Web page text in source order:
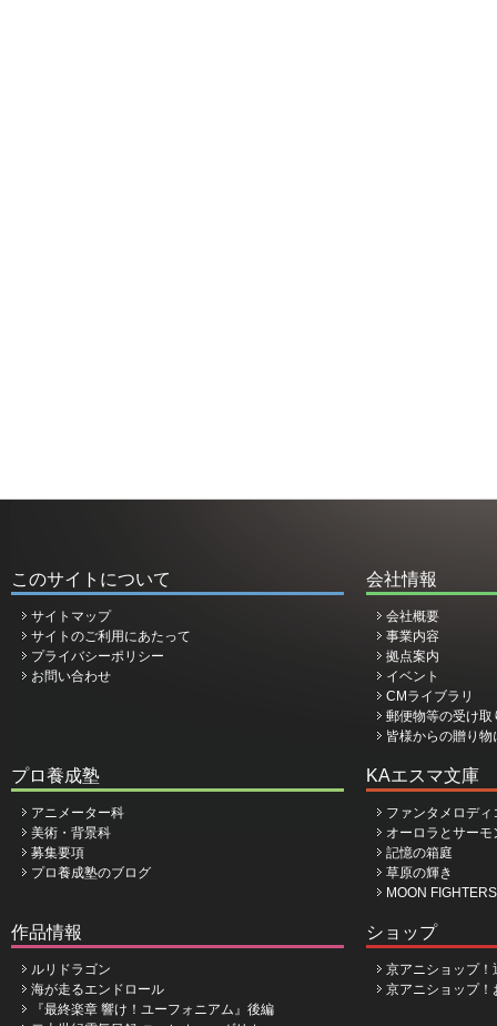
このサイトについて
サイトマップ
サイトのご利用にあたって
プライバシーポリシー
お問い合わせ
会社情報
会社概要
事業内容
拠点案内
イベント
CMライブラリ
郵便物等の受け取
皆様からの贈り
プロ養成塾
アニメーター科
美術・背景科
募集要項
プロ養成塾のブログ
KAエスマ文庫
ファンタメロデ
オーロラとサーモ
記憶の箱庭
草原の輝き
MOON
作品情報
ルリドラゴン
海が走るエンドロール
『最終楽章 響け！ユーフォニアム』後編
ショップ
京アニショップ！
京アニショップ！